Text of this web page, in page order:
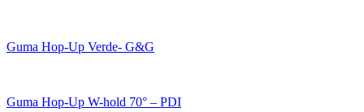
Guma Hop-Up Verde- G&G
Guma Hop-Up W-hold 70° – PDI